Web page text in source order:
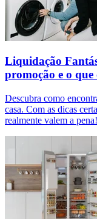
Liquidação
promoção e o
Descubra como
casa. Com as dicas
realmente valem a pena!